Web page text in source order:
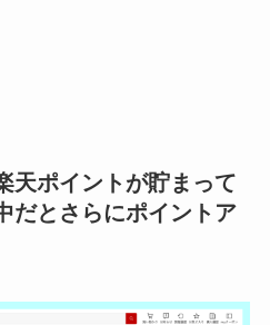
ポイントが貯まって
だとさらにポイントア